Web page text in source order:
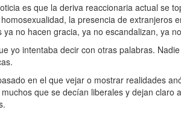
es que la deriva reaccionaria actual se
la presencia de extranjeros
ya no hacen gracia, ya no escandalizan, ya
yo intentaba decir con otras palabras.
en el que vejar o mostrar realidades
que se decían liberales y dejan